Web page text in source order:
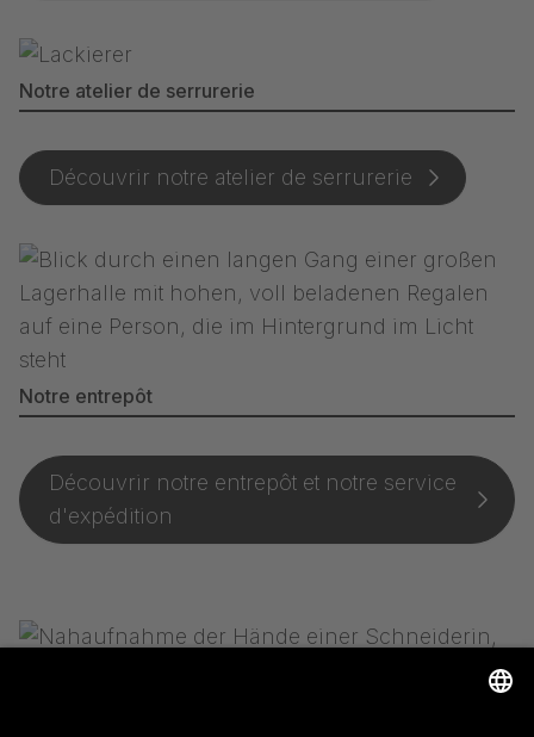
Notre atelier de serrurerie
Découvrir notre atelier de serrurerie
Notre entrepôt
Découvrir notre entrepôt et notre service
d'expédition